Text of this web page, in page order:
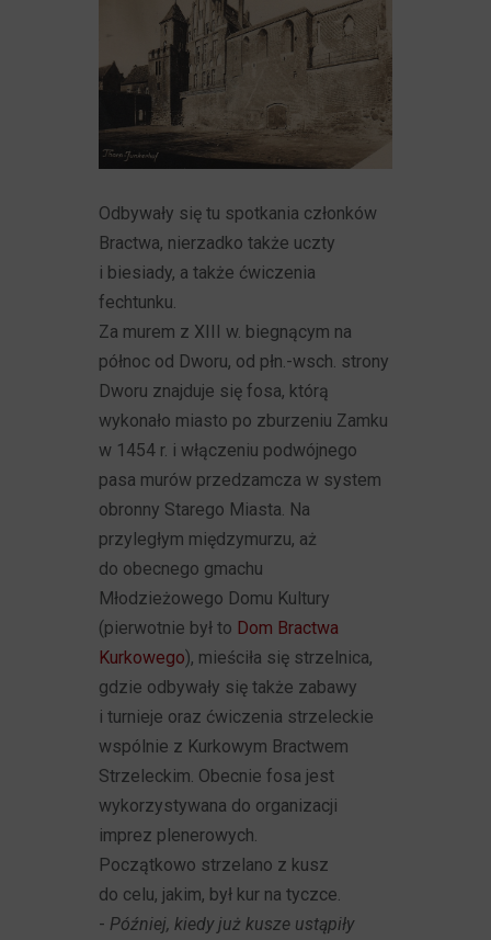
Odbywały się tu spotkania członków
Bractwa, nierzadko także uczty
i biesiady, a także ćwiczenia
fechtunku.
Za murem z XIII w. biegnącym na
północ od Dworu, od płn.-wsch. strony
Dworu znajduje się fosa, którą
wykonało miasto po zburzeniu Zamku
w 1454 r. i włączeniu podwójnego
pasa murów przedzamcza w system
obronny Starego Miasta. Na
przyległym międzymurzu, aż
do obecnego gmachu
Młodzieżowego Domu Kultury
(pierwotnie był to Dom Bractwa
Kurkowego), mieściła się strzelnica,
gdzie odbywały się także zabawy
i turnieje oraz ćwiczenia strzeleckie
wspólnie z Kurkowym Bractwem
Strzeleckim. Obecnie fosa jest
wykorzystywana do organizacji
imprez plenerowych.
Początkowo strzelano z kusz
do celu, jakim, był kur na tyczce.
- Później, kiedy już kusze ustąpiły